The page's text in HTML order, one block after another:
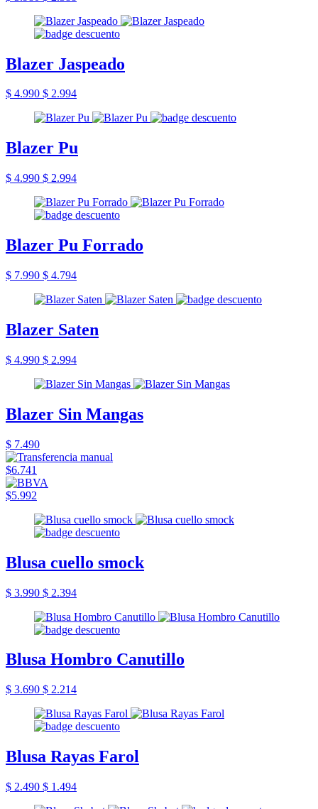
Blazer Jaspeado
$ 4.990 $ 2.994
Blazer Pu
$ 4.990 $ 2.994
Blazer Pu Forrado
$ 7.990 $ 4.794
Blazer Saten
$ 4.990 $ 2.994
Blazer Sin Mangas
$ 7.490
$6.741
$5.992
Blusa cuello smock
$ 3.990 $ 2.394
Blusa Hombro Canutillo
$ 3.690 $ 2.214
Blusa Rayas Farol
$ 2.490 $ 1.494